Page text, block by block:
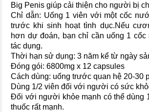
Big Penis giúp cải thiện cho người bị
Chỉ dẫn: Uống 1 viên với một cốc
trước khi sinh hoạt tình dục.Nếu
hơn dự đoán, bạn chỉ cần uống 1
tác dụng.
Thời hạn sử dụng: 3 năm kể từ ngày
Đóng gói: 6800mg x 12 capsules
Cách dùng: uống trước quan hệ 20-30
Dùng 1/2 viên đối với người có sức
Đối với người khỏe mạnh có thể dùng
thuốc rất mạnh.